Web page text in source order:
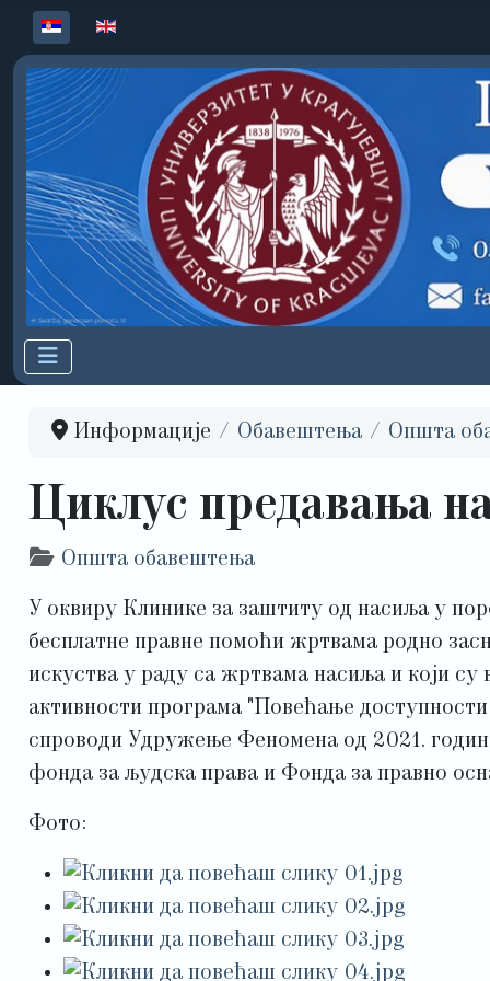
Изаберите ваш језик
Информације Обавештења Општа
Циклус предавања
Детаљи
Општа обавештења
У оквиру Клинике за заштиту од насиља у
бесплатне правне помоћи жртвама родно
искуства у раду са жртвама насиља и који
активности програма "Повећање
спроводи Удружење Феномена од 2021.
фонда за људска права и Фонда за правно
Фото: